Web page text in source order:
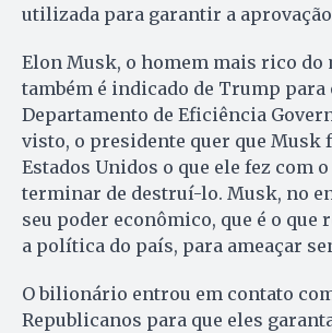
utilizada para garantir a
Elon Musk, o homem mais rico do
também é indicado de Trump para
Departamento de Eficiência
visto, o presidente quer que Musk
Estados Unidos o que ele fez com
terminar de destruí-lo. Musk, no
seu poder econômico, que é o que
a política do país, para ameaçar
O bilionário entrou em contato
Republicanos para que eles